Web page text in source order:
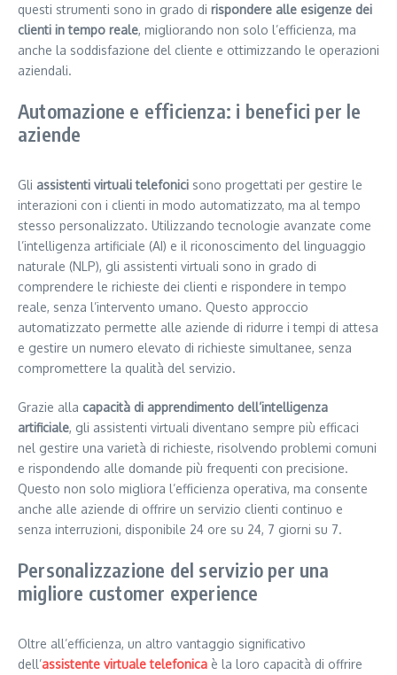
questi strumenti sono in grado di rispondere alle esigenze dei
clienti in tempo reale, migliorando non solo l’efficienza, ma
anche la soddisfazione del cliente e ottimizzando le operazioni
aziendali.
Automazione e efficienza: i benefici per le
aziende
Gli assistenti virtuali telefonici sono progettati per gestire le
interazioni con i clienti in modo automatizzato, ma al tempo
stesso personalizzato. Utilizzando tecnologie avanzate come
l’intelligenza artificiale (AI) e il riconoscimento del linguaggio
naturale (NLP), gli assistenti virtuali sono in grado di
comprendere le richieste dei clienti e rispondere in tempo
reale, senza l’intervento umano. Questo approccio
automatizzato permette alle aziende di ridurre i tempi di attesa
e gestire un numero elevato di richieste simultanee, senza
compromettere la qualità del servizio.
Grazie alla capacità di apprendimento dell’intelligenza
artificiale, gli assistenti virtuali diventano sempre più efficaci
nel gestire una varietà di richieste, risolvendo problemi comuni
e rispondendo alle domande più frequenti con precisione.
Questo non solo migliora l’efficienza operativa, ma consente
anche alle aziende di offrire un servizio clienti continuo e
senza interruzioni, disponibile 24 ore su 24, 7 giorni su 7.
Personalizzazione del servizio per una
migliore customer experience
Oltre all’efficienza, un altro vantaggio significativo
dell’assistente virtuale telefonica è la loro capacità di offrire